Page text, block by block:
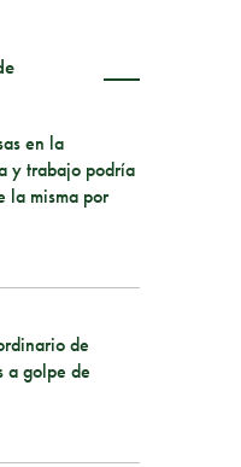
en la
y trabajo podría
la misma por
de
a golpe de